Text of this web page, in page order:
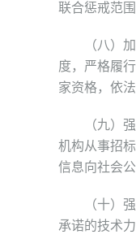
联合惩戒范
（八）加强
度，严格履
家资格，依
（九）强化
机构从事招
信息向社会
（十）强化
承诺的技术